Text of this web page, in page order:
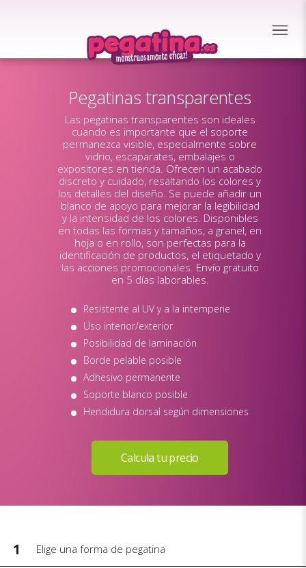
Pegatinas transparentes
Las pegatinas transparentes son ideales
cuando es importante que el soporte
permanezca visible, especialmente sobre
vidrio, escaparates, embalajes o
expositores en tienda. Ofrecen un acabado
discreto y cuidado, resaltando los colores y
los detalles del diseño. Se puede añadir un
blanco de apoyo para mejorar la legibilidad
y la intensidad de los colores. Disponibles
en todas las formas y tamaños, a granel, en
hoja o en rollo, son perfectas para la
identificación de productos, el etiquetado y
las acciones promocionales. Envío gratuito
en 5 días laborables.
Resistente al UV y a la intemperie
Uso interior/exterior
Posibilidad de laminación
Borde pelable posible
Adhesivo permanente
Soporte blanco posible
Hendidura dorsal según dimensiones
1 Elige una forma de pegatina